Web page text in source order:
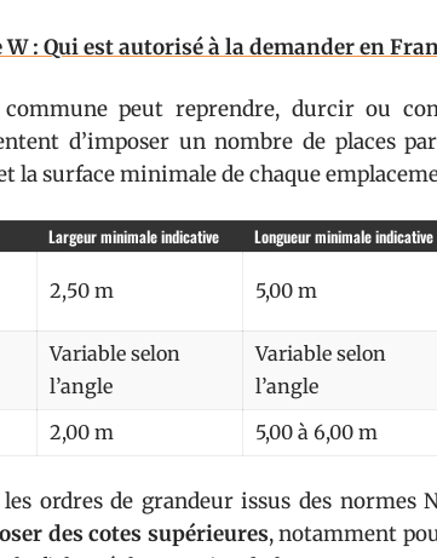
W : Qui est autorisé à la demander en
peut reprendre, durcir ou
d’imposer un nombre de places
la surface minimale de chaque
Largeur minimale indicative Longueur minimale indicative
2,50 m 5,00 m
Variable selon
l’angle
Variable selon
l’angle
2,00 m 5,00 à 6,00 m
ordres de grandeur issus des normes
des cotes supérieures, notamment